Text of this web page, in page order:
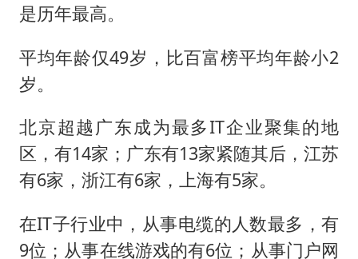
是历年最高。
平均年龄仅49岁，比百富榜平均年龄小2
岁。
北京超越广东成为最多IT企业聚集的地
区，有14家；广东有13家紧随其后，江苏
有6家，浙江有6家，上海有5家。
在IT子行业中，从事电缆的人数最多，有
9位；从事在线游戏的有6位；从事门户网